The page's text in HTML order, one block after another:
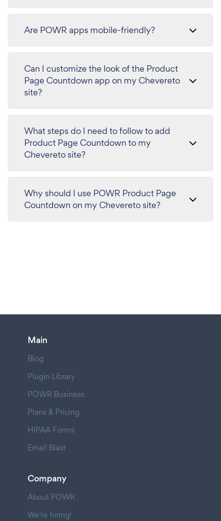
Are POWR apps mobile-friendly?
Can I customize the look of the Product
Page Countdown app on my Chevereto
site?
What steps do I need to follow to add
Product Page Countdown to my
Chevereto site?
Why should I use POWR Product Page
Countdown on my Chevereto site?
Main
Blog
Plugin Library
POWR Business
Plans & Pricing
HIPAA Forms
Email Blast
Company
About POWR
We're hiring!